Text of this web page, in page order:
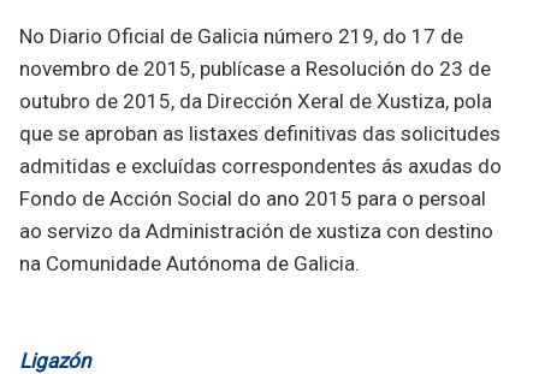
No Diario Oficial de Galicia número 219, do 17 de
novembro de 2015, publícase a Resolución do 23 de
outubro de 2015, da Dirección Xeral de Xustiza, pola
que se aproban as listaxes definitivas das solicitudes
admitidas e excluídas correspondentes ás axudas do
Fondo de Acción Social do ano 2015 para o persoal
ao servizo da Administración de xustiza con destino
na Comunidade Autónoma de Galicia.
Ligazón